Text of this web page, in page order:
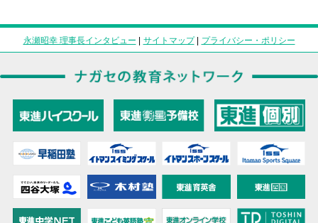
永瀬昭幸 理事長インタビュー | サイトマップ| プライバシー・ポリシー